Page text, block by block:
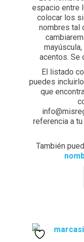
PRIVACIDAD
Register
SOBRE
Tienda
Wishlist
espacio entre
colocar los
nombres tal
acentos. Se
El listado
puedes
que
referencia a
También